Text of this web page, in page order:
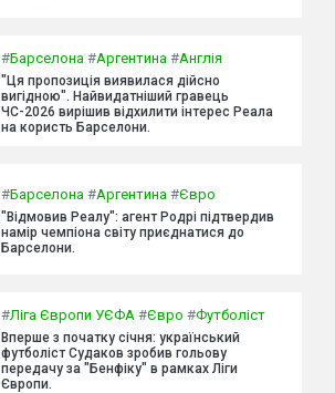
#Барселона #Аргентина #Англія
"Ця пропозиція виявилася дійсно
вигідною". Найвидатніший гравець
ЧС-2026 вирішив відхилити інтерес Реала
на користь Барселони.
#Барселона #Аргентина #Євро
"Відмовив Реалу": агент Родрі підтвердив
намір чемпіона світу приєднатися до
Барселони.
#Ліга Європи УЄФА #Євро #Футболіст
Вперше з початку січня: український
футболіст Судаков зробив гольову
передачу за "Бенфіку" в рамках Ліги
Європи.